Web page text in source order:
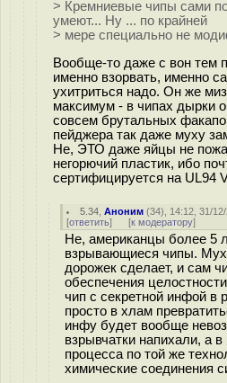
> Кремниевые чипы сами
умеют... Ну ... по крайней
> мере специально не
Вообще-то даже с вон тем
именно взорвать, именно
ухитриться надо. Он же
максимум - в чипах дырки
совсем брутальных
пейджера так даже муху
Не, ЭТО даже яйцы не
негорючий пластик, ибо
сертифицируется на UL94
5.34 ,Аноним (34), 14:12, 31/
[ответить] [к модератору]
Не, американцы более 5
взрывающиеся чипы.
дорожек сделает, и сам
обеспечения
чип с секретной инфой в
просто в хлам
инфу будет вообще
взрывчатки напихали, а
процесса по той же
химические соединения